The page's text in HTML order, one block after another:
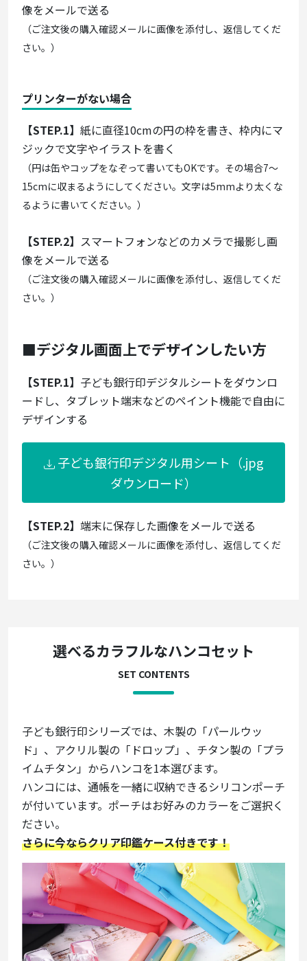
像をメールで送る
（ご注文後の購入確認メールに画像を添付し、返信してくだ
さい。）
プリンターがない場合
【STEP.1】 紙に直径10cmの円の枠を書き、枠内にマ
ジックで文字やイラストを書く
（円は缶やコップをなぞって書いてもOKです。その場合7～
15cmに収まるようにしてください。文字は5mmより太くな
るように書いてください。）
【STEP.2】 スマートフォンなどのカメラで撮影し画
像をメールで送る
（ご注文後の購入確認メールに画像を添付し、返信してくだ
さい。）
■デジタル画面上でデザインしたい方
【STEP.1】 子ども銀行印デジタルシートをダウンロ
ードし、タブレット端末などのペイント機能で自由に
デザインする
子ども銀行印デジタル用シート（.jpg
ダウンロード）
【STEP.2】 端末に保存した画像をメールで送る
（ご注文後の購入確認メールに画像を添付し、返信してくだ
さい。）
選べるカラフルなハンコセット
SET CONTENTS
子ども銀行印シリーズでは、木製の「パールウッ
ド」、アクリル製の「ドロップ」、チタン製の「プラ
イムチタン」からハンコを1本選びます。
ハンコには、通帳を一緒に収納できるシリコンポーチ
が付いています。ポーチはお好みのカラーをご選択く
ださい。
さらに今ならクリア印鑑ケース付きです！